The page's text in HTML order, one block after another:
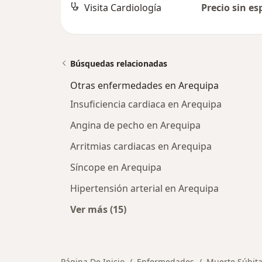
Visita Cardiología Precio sin
Búsquedas relacionadas
Otras enfermedades en Arequipa
Insuficiencia cardiaca en Arequipa
Angina de pecho en Arequipa
Arritmias cardiacas en Arequipa
Síncope en Arequipa
Hipertensión arterial en Arequipa
Ver más (15)